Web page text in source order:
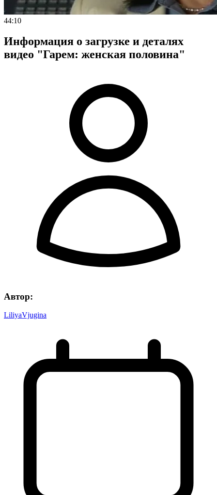
44:10
Информация о загрузке и деталях
видео "Гарем: женская половина"
Автор:
LiliyaVjugina